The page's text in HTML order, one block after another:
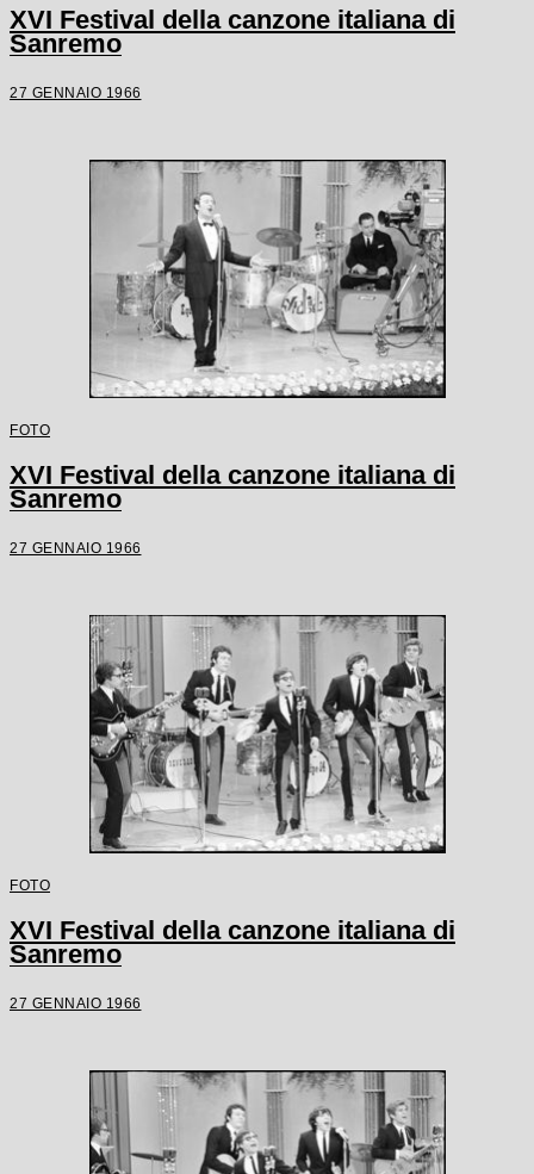
XVI Festival della canzone italiana di
Sanremo
27 GENNAIO 1966
FOTO
XVI Festival della canzone italiana di
Sanremo
27 GENNAIO 1966
FOTO
XVI Festival della canzone italiana di
Sanremo
27 GENNAIO 1966